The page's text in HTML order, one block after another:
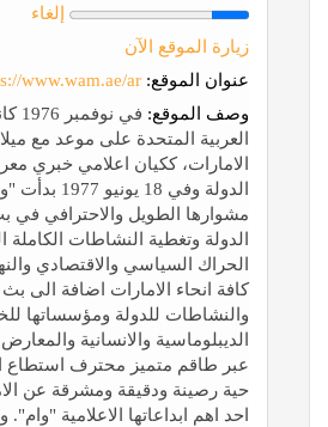
إلغاء
زيارة الموقع الآن
عنوان الموقع: www.wam.ae/ar
وصف الموقع:
في
العربية المتحدة على موعد مع
الامارات، ككيان اعلامي خبري
الدولة وفي 18
مشوارها الطويل والاحترافي في
الدولة وتغطية النشاطات الكاملة
الحراك السياسي والاقتصادي
كافة انحاء الامارات اضافة الى بث
والنشاطات للدولة ومؤسساتها
الديبلوماسية والانسانية
عبر طاقم متميز محترف استطاع
حية رصينة ودقيقة ومشرقة عن
احد اهم ابداعاتها الاعلامية